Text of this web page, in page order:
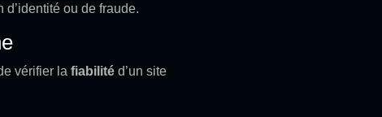
ou de fraude.
vérifier la fiabilité d’un site